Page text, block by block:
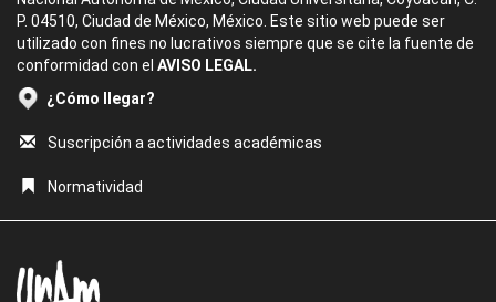
P. 04510, Ciudad de México, México. Este sitio web puede ser
utilizado con fines no lucrativos siempre que se cite la fuente de
conformidad con el AVISO LEGAL.
¿Cómo llegar?
Suscripción a actividades académicas
Normatividad